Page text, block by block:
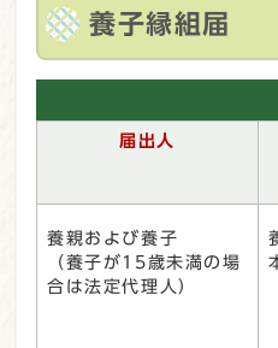
養子縁組届
届出人
養親および養子
（養子が15歳未満の場
合は法定代理人）